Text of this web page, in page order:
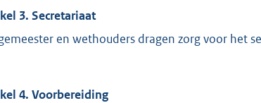
3. Secretariaat
en wethouders dragen zorg voor het
4. Voorbereiding